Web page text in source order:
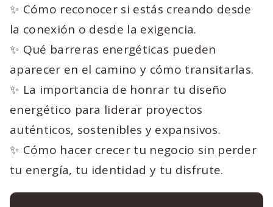
✨ Cómo reconocer si estás creando desde
la conexión o desde la exigencia.
✨ Qué barreras energéticas pueden
aparecer en el camino y cómo transitarlas.
✨ La importancia de honrar tu diseño
energético para liderar proyectos
auténticos, sostenibles y expansivos.
✨ Cómo hacer crecer tu negocio sin perder
tu energía, tu identidad y tu disfrute.